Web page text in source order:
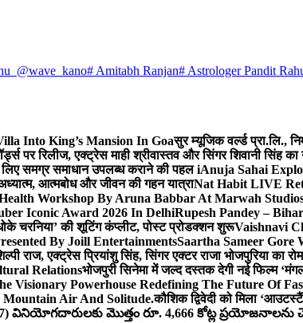
@wave_kano# Amitabh Ranjan# Astrologer Pandit
Into King’s Mansion In Goaसुर म्यूजिक वर्ल्ड प्रा.लि.,
पर रिलीज, एक्ट्रेस माही श्रीवास्तव और सिंगर शिवानी सिंह
लिए समग्र समाधान उपलब्ध कराने की पहल iAnuja Sahai
आत्मबोध और जीवन की गहन यात्राNat Habit LIVE
Workshop By Aruna Babbar At Marwah
Iconic Award 2026 In DelhiRupesh Pandey –
चरनिया’ की शूटिंग कंप्लीट, पोस्ट प्रोडक्शन शुरूVaishnavi
By Joill EntertainmentsSaartha Sameer Gore
राज, एक्ट्रेस प्रियांशु सिंह, सिंगर एक्टर राजा भोजपुरिया का
Relationsभोजपुरी सिनेमा में जल्द दस्तक देगी नई फिल्म
Visionary Powerhouse Redefining The Future Of
Mountain Air And Solitude.कौशिक द्विवेदी को मिला
వినియోగదారులకు మొత్తం రూ. 4,666 కోట్ల ప్రయోజనాలను